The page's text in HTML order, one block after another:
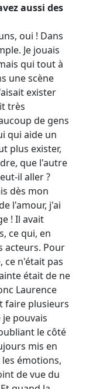
aussi des
oui ! Dans
Je jouais
qui tout à
une scène
exister
très
de gens
qui aide un
plus exister,
que l'autre
il aller ?
dès mon
l'amour, j'ai
! Il avait
ce qui, en
acteurs. Pour
ce n'était pas
était de ne
Laurence
faire plusieurs
pouvais
le côté
mis en
émotions,
de vue du